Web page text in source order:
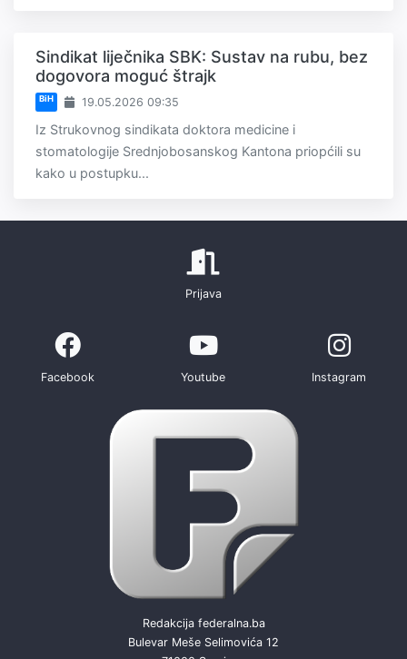
Sindikat liječnika SBK: Sustav na rubu, bez
dogovora moguć štrajk
BiH 19.05.2026 09:35
Iz Strukovnog sindikata doktora medicine i
stomatologije Srednjobosanskog Kantona priopćili su
kako u postupku...
Prijava
Facebook Youtube Instagram
Redakcija federalna.ba
Bulevar Meše Selimovića 12